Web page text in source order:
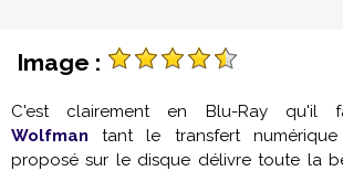
Image :
C'est clairement en Blu-Ray qu'il
Wolfman tant le transfert numérique
proposé sur le disque délivre toute la